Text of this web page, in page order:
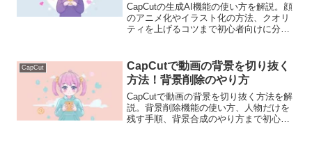
CapCutの生成AI機能の使い方を解説。顔
のアニメ化やイラスト化の方法、クオリ
ティを上げるコツまで初心者向けに分か
CapCut
CapCutで動画の背景を切り抜く
方法！背景削除のやり方
CapCutで動画の背景を切り抜く方法を解
説。背景削除機能の使い方、人物だけを
残す手順、背景合成のやり方まで初心者